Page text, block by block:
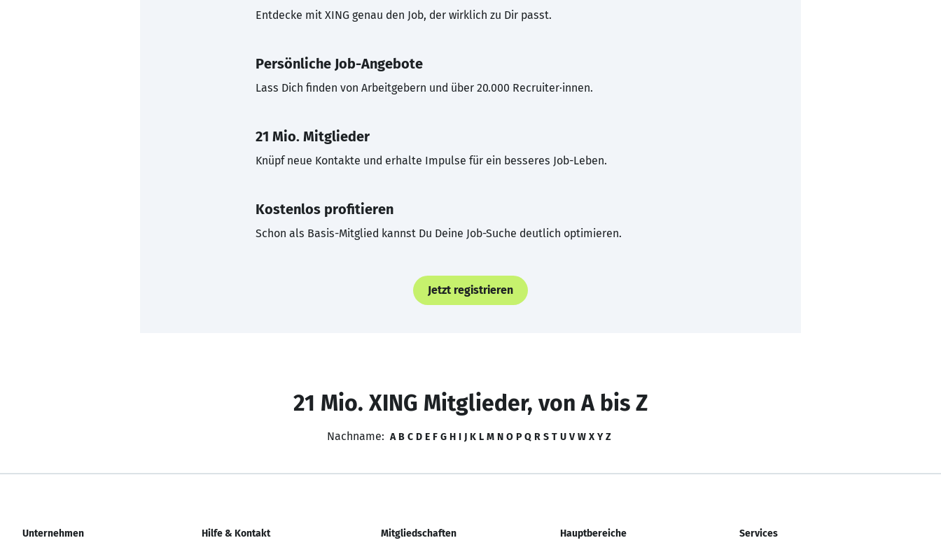
Entdecke mit XING genau den Job, der wirklich zu Dir passt.
Persönliche Job-Angebote
Lass Dich finden von Arbeitgebern und über 20.000 Recruiter·innen.
21 Mio. Mitglieder
Knüpf neue Kontakte und erhalte Impulse für ein besseres Job-Leben.
Kostenlos profitieren
Schon als Basis-Mitglied kannst Du Deine Job-Suche deutlich optimieren.
Jetzt registrieren
21 Mio. XING Mitglieder, von A bis Z
Nachname: A B C D E F G H I J K L M N O P Q R S T U V W X Y Z
Unternehmen Hilfe & Kontakt Mitgliedschaften Hauptbereiche Services